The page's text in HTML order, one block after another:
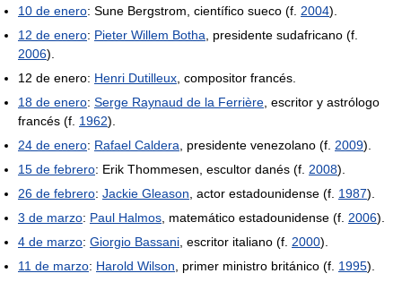
10 de enero: Sune Bergstrom, científico sueco (f. 2004).
12 de enero: Pieter Willem Botha, presidente sudafricano (f.
2006).
12 de enero: Henri Dutilleux, compositor francés.
18 de enero: Serge Raynaud de la Ferrière, escritor y astrólogo
francés (f. 1962).
24 de enero: Rafael Caldera, presidente venezolano (f. 2009).
15 de febrero: Erik Thommesen, escultor danés (f. 2008).
26 de febrero: Jackie Gleason, actor estadounidense (f. 1987).
3 de marzo: Paul Halmos, matemático estadounidense (f. 2006).
4 de marzo: Giorgio Bassani, escritor italiano (f. 2000).
11 de marzo: Harold Wilson, primer ministro británico (f. 1995).